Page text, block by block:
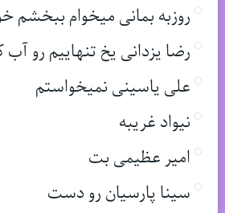
روزبه بمانی میخوام ببخشم
رضا یزدانی یخ تنهاییم رو
علی یاسینی نمیخواستم
نیواد غریبه
امیر عظیمی بت
سینا پارسیان رو دست